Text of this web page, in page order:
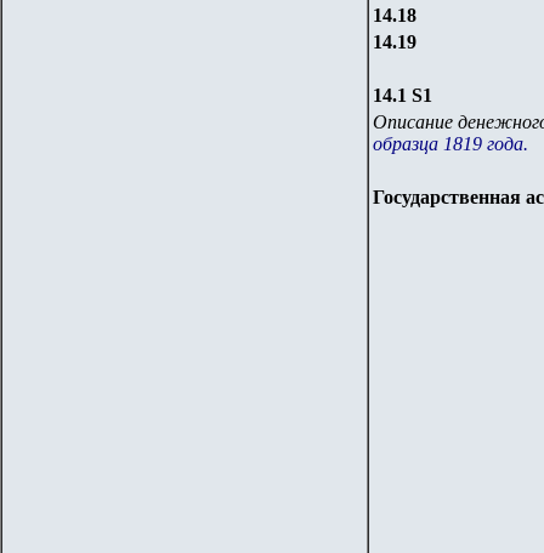
14.18
14.19
14.1 S1
Описание
образца 1819 года.
Государственная